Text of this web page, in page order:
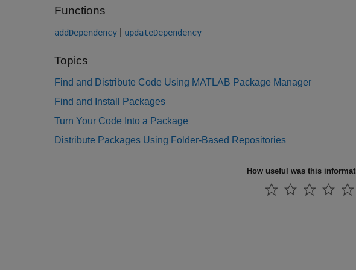
Functions
addDependency updateDependency
Topics
Find and Distribute Code Using MATLAB Package Manager
Find and Install Packages
Turn Your Code Into a Package
Distribute Packages Using Folder-Based Repositories
How useful was this